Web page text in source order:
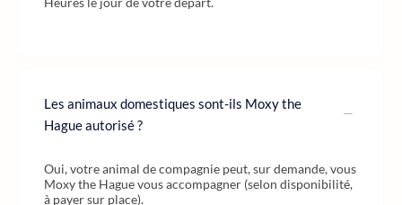
Les animaux domestiques sont-ils Moxy the
Hague autorisé ?
Oui, votre animal de compagnie peut, sur demande, vous
Moxy the Hague vous accompagner (selon disponibilité,
à payer sur place).